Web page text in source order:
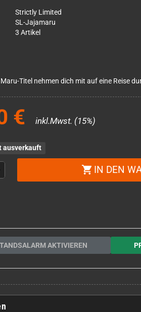
Strictly Limited
SL-Jajamaru
3 Artikel
Titel nehmen dich mit auf eine Reise
€ inkl.Mwst. (15%)
ausverkauft
shopping_cart IN DEN
AKTIVIEREN